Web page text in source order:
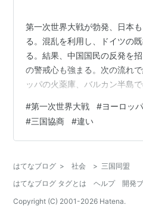
第一次世界大戦が勃発、日本
る。混乱を利用し、ドイツの
る。結果、中国国民の反発を
の警戒心も強まる。次の流れ
ッパの火薬庫、バルカン半島
兵器の登場で大きく変わった
庫、バルカン半島での対立19
オスマン帝国が弱体化し、民
あり、周辺各国の利害関係か
「ヨーロッパの火薬庫」とな
#第一次世界大戦 #ヨーロッ
#三国協商 #違い
はてなブログ > 社会 > 三国同盟
はてなブログ タグとは
ヘルプ 開発
Copyright (C) 2001-2026 Hatena.